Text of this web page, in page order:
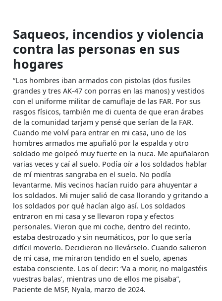
Saqueos, incendios y violencia
contra las personas en sus
hogares
“Los hombres iban armados con pistolas (dos fusiles
grandes y tres AK-47 con porras en las manos) y vestidos
con el uniforme militar de camuflaje de las FAR. Por sus
rasgos físicos, también me di cuenta de que eran árabes
de la comunidad tarjam y pensé que serían de la FAR.
Cuando me volví para entrar en mi casa, uno de los
hombres armados me apuñaló por la espalda y otro
soldado me golpeó muy fuerte en la nuca. Me apuñalaron
varias veces y caí al suelo. Podía oír a los soldados hablar
de mí mientras sangraba en el suelo. No podía
levantarme. Mis vecinos hacían ruido para ahuyentar a
los soldados. Mi mujer salió de casa llorando y gritando a
los soldados por qué hacían algo así. Los soldados
entraron en mi casa y se llevaron ropa y efectos
personales. Vieron que mi coche, dentro del recinto,
estaba destrozado y sin neumáticos, por lo que sería
difícil moverlo. Decidieron no llevárselo. Cuando salieron
de mi casa, me miraron tendido en el suelo, apenas
estaba consciente. Los oí decir: ‘Va a morir, no malgastéis
vuestras balas’, mientras uno de ellos me pisaba”,
Paciente de MSF, Nyala, marzo de 2024.